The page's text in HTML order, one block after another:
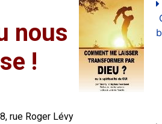
nous
!
rue Roger Lévy